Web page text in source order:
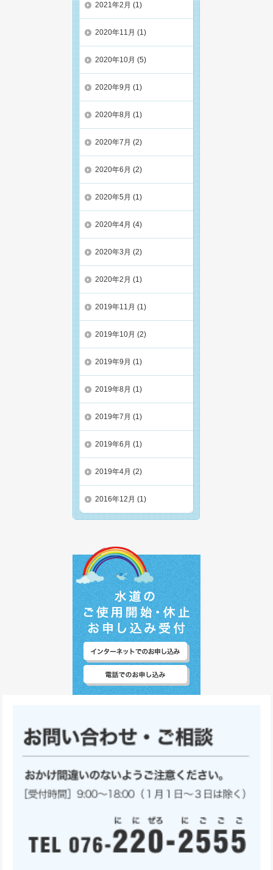
2021年2月 (1)
2020年11月 (1)
2020年10月 (5)
2020年9月 (1)
2020年8月 (1)
2020年7月 (2)
2020年6月 (2)
2020年5月 (1)
2020年4月 (4)
2020年3月 (2)
2020年2月 (1)
2019年11月 (1)
2019年10月 (2)
2019年9月 (1)
2019年8月 (1)
2019年7月 (1)
2019年6月 (1)
2019年4月 (2)
2016年12月 (1)